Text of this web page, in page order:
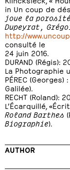
in Un coup de
joue la
Dupeyrat,
http://
consulté le
24 juin 2016.
DURAND (Régis):
La Photographie
PÉREC (Georges) :
Galilée).
RECHT (Roland):
L’Écarquillé,
Roland Barthes
Biographie).
AUTHOR